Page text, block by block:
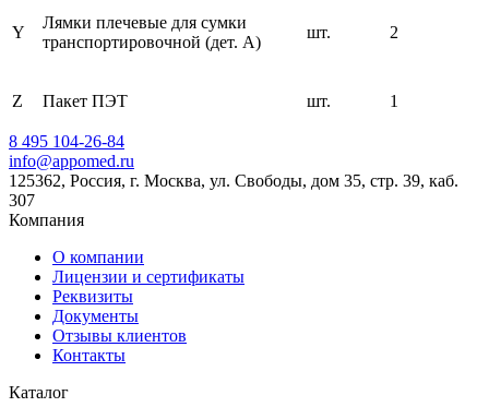
Y
Лямки плечевые для сумки
транспортировочной (дет. A)
шт. 2
Z Пакет ПЭТ шт. 1
8 495 104-26-84
info@appomed.ru
125362, Россия, г. Москва, ул. Свободы, дом 35, стр. 39, каб.
307
Компания
О компании
Лицензии и сертификаты
Реквизиты
Документы
Отзывы клиентов
Контакты
Каталог